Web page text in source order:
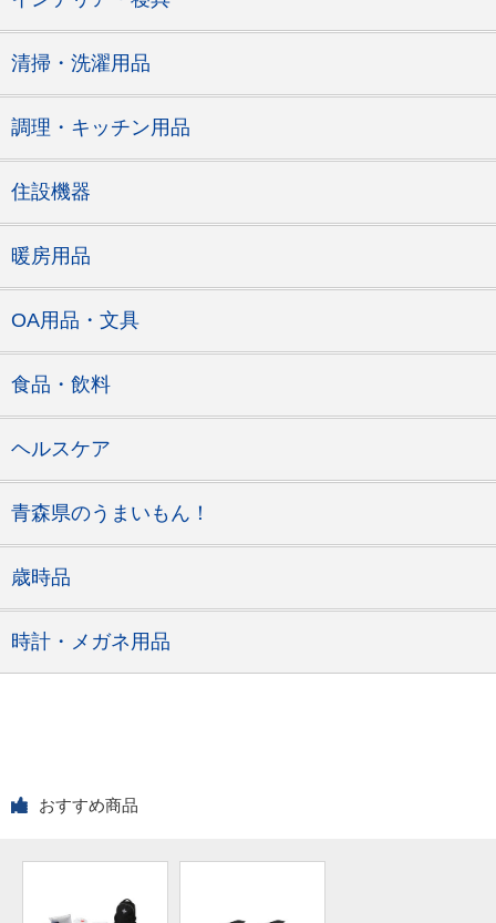
清掃・洗濯用品
調理・キッチン用品
住設機器
暖房用品
OA用品・文具
食品・飲料
ヘルスケア
青森県のうまいもん！
歳時品
時計・メガネ用品
おすすめ商品